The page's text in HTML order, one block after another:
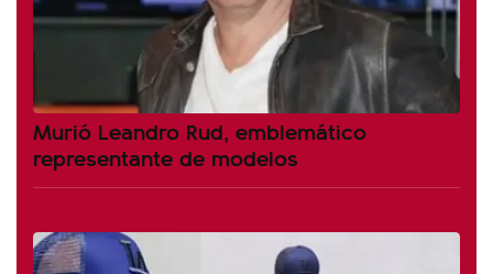
Murió Leandro Rud, emblemático
representante de modelos